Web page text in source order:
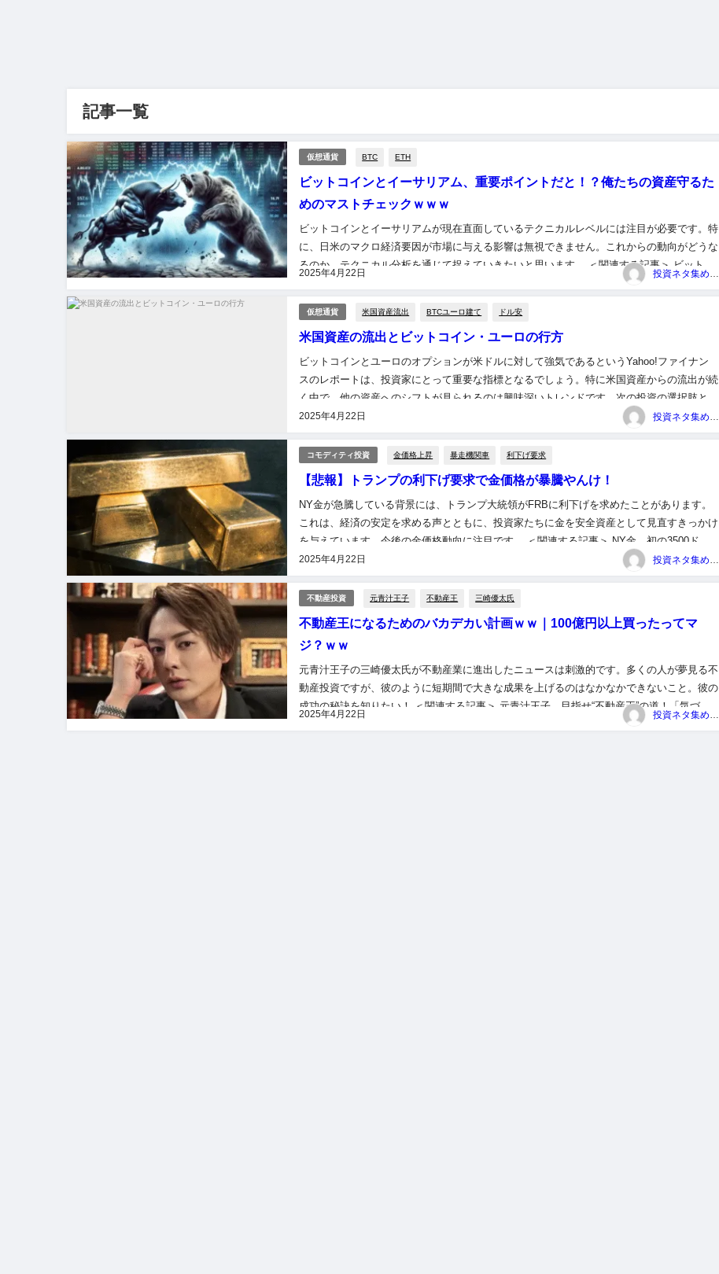
記事一覧
仮想通貨 BTC ETH
ビットコインとイーサリアム、重要ポイントだと！？俺たちの資産守るた
めのマストチェックｗｗｗ
2025年4月22日
ビットコインとイーサリアムが現在直面しているテクニカルレベルには注目が必要です。特
に、日米のマクロ経済要因が市場に与える影響は無視できません。これからの動向がどうな
るのか、テクニカル分析を通じて捉えていきたいと思います。 ＜関連する記事＞ ビットコ
イン、重要な3つの抵抗レベルを突破できるのか：テクニカル分析 …ビットコ...
投資ネタ集めておいたのだ！管理人
仮想通貨 米国資産流出 BTCユーロ建て ドル安
米国資産の流出とビットコイン・ユーロの行方
2025年4月22日
ビットコインとユーロのオプションが米ドルに対して強気であるというYahoo!ファイナン
スのレポートは、投資家にとって重要な指標となるでしょう。特に米国資産からの流出が続
く中で、他の資産へのシフトが見られるのは興味深いトレンドです。次の投資の選択肢とし
て、仮想通貨や外国通貨の動向をしっかりと把握しておくことが重要になりま...
投資ネタ集めておいたのだ！管理人
コモディティ投資 金価格上昇 暴走機関車 利下げ要求
【悲報】トランプの利下げ要求で金価格が暴騰やんけ！
2025年4月22日
NY金が急騰している背景には、トランプ大統領がFRBに利下げを求めたことがあります。
これは、経済の安定を求める声とともに、投資家たちに金を安全資産として見直すきっかけ
を与えています。今後の金価格動向に注目です。 ＜関連する記事＞ NY金、初の3500ド
ル トランプ氏の利下げ要求で急騰 ニューヨーク商品取引所の金先物相場...
投資ネタ集めておいたのだ！管理人
不動産投資 元青汁王子 不動産王 三崎優太氏
不動産王になるためのバカデカい計画ｗｗ｜100億円以上買ったってマ
ジ？ｗｗ
2025年4月22日
元青汁王子の三崎優太氏が不動産業に進出したニュースは刺激的です。多くの人が夢見る不
動産投資ですが、彼のように短期間で大きな成果を上げるのはなかなかできないこと。彼の
成功の秘訣を知りたい！ ＜関連する記事＞ 元青汁王子、目指せ“不動産王”の道！「気づい
たらもう100億円以上買ってた」 元「青汁王子」こと実業家・三崎優太氏...
投資ネタ集めておいたのだ！管理人